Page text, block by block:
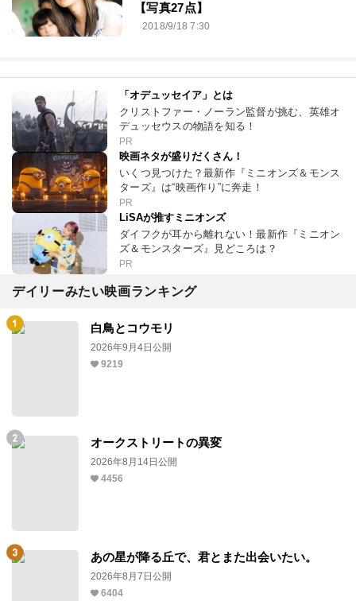
【写真27点】
2018/9/18 7:30
「オデュッセイア」とは
クリストファー・ノーラン監督が挑む、英雄オ
デュッセウスの物語を知る！
PR
映画ネタが盛りだくさん！
いくつ見つけた？最新作『ミニオンズ＆モンス
ターズ』は“映画作り”に奔走！
PR
LiSAが推すミニオンズ
ダイフクが耳から離れない！最新作『ミニオン
ズ＆モンスターズ』見どころは？
PR
デイリーみたい映画ランキング
白鳥とコウモリ
2026年9月4日公開
9219
オークストリートの異変
2026年8月14日公開
4456
あの星が降る丘で、君とまた出会いたい。
2026年8月7日公開
6404